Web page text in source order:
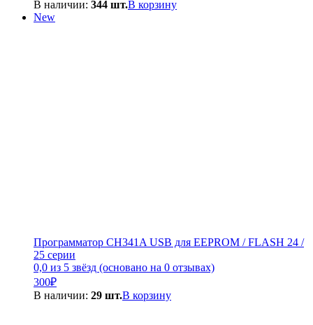
В наличии: 344 шт.В корзину
New
Программатор CH341A USB для EEPROM / FLASH 24 /
25 серии
0,0 из 5 звёзд (основано на 0 отзывах)
300₽
В наличии: 29 шт.В корзину